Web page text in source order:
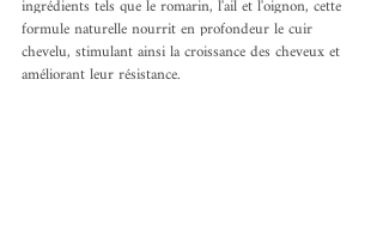
formule naturelle nourrit en profondeur le cuir
chevelu, stimulant ainsi la croissance des cheveux et
améliorant leur résistance.